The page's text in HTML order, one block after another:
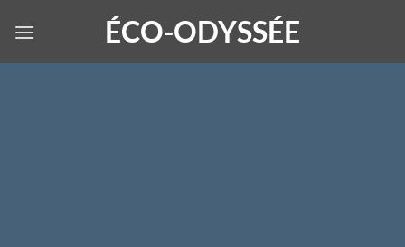
ÉCO-ODYSSÉE